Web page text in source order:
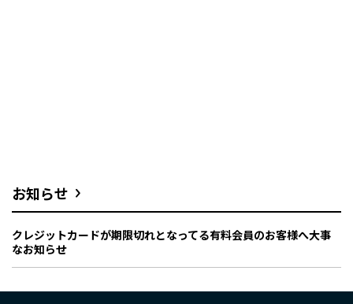
お知らせ
クレジットカードが期限切れとなってる有料会員のお客様へ大事
なお知らせ